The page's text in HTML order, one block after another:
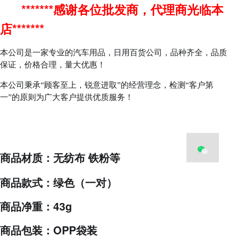
*******感谢各位批发商，代理商光临本
店*******
本公司是一家专业的汽车用品，日用百货公司，品种齐全，品质
保证，价格合理，量大优惠！
本公司秉承“顾客至上，锐意进取”的经营理念，检测“客户第
一”的原则为广大客户提供优质服务！
商品材质：无纺布 铁粉等
商品款式：绿色（一对）
商品净重：43g
商品包装：OPP袋装